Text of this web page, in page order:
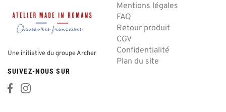
Une initiative du groupe Archer
Mentions légales
FAQ
Retour produit
CGV
Confidentialité
Plan du site
SUIVEZ-NOUS SUR